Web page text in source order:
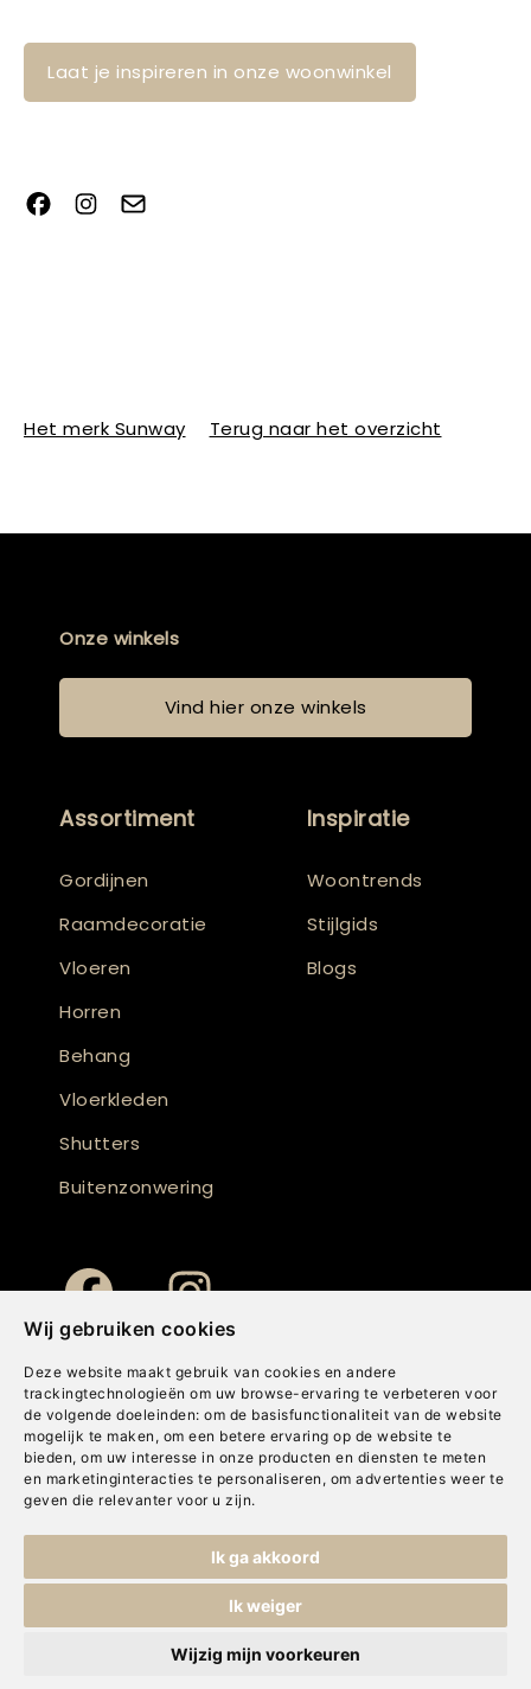
Wij gebruiken cookies
Deze website maakt gebruik van cookies en andere
trackingtechnologieën om uw browse-ervaring te verbeteren voor
de volgende doeleinden: om de basisfunctionaliteit van de website
mogelijk te maken , om een betere ervaring op de website te
bieden, om uw interesse in onze producten en diensten te meten
en marketinginteracties te personaliseren , om advertenties weer te
geven die relevanter voor u zijn.
Ik ga akkoord
Ik weiger
Wijzig mijn voorkeuren
Laat je inspireren in onze woonwinkel
Het merk Sunway Terug naar het overzicht
Onze winkels
Vind hier onze winkels
Assortiment
Gordijnen
Raamdecoratie
Vloeren
Horren
Behang
Vloerkleden
Shutters
Buitenzonwering
Inspiratie
Woontrends
Stijlgids
Blogs
Cookies